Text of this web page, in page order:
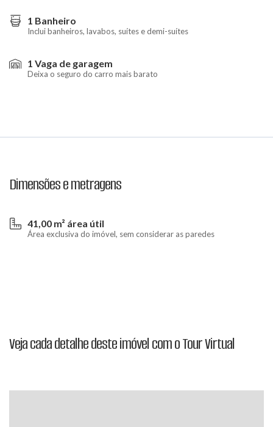
1 Banheiro
Inclui banheiros, lavabos, suítes e demi-suítes
1 Vaga de garagem
Deixa o seguro do carro mais barato
Dimensões e metragens
41,00 m² área útil
Área exclusiva do imóvel, sem considerar as paredes
Veja cada detalhe deste imóvel com o Tour Virtual